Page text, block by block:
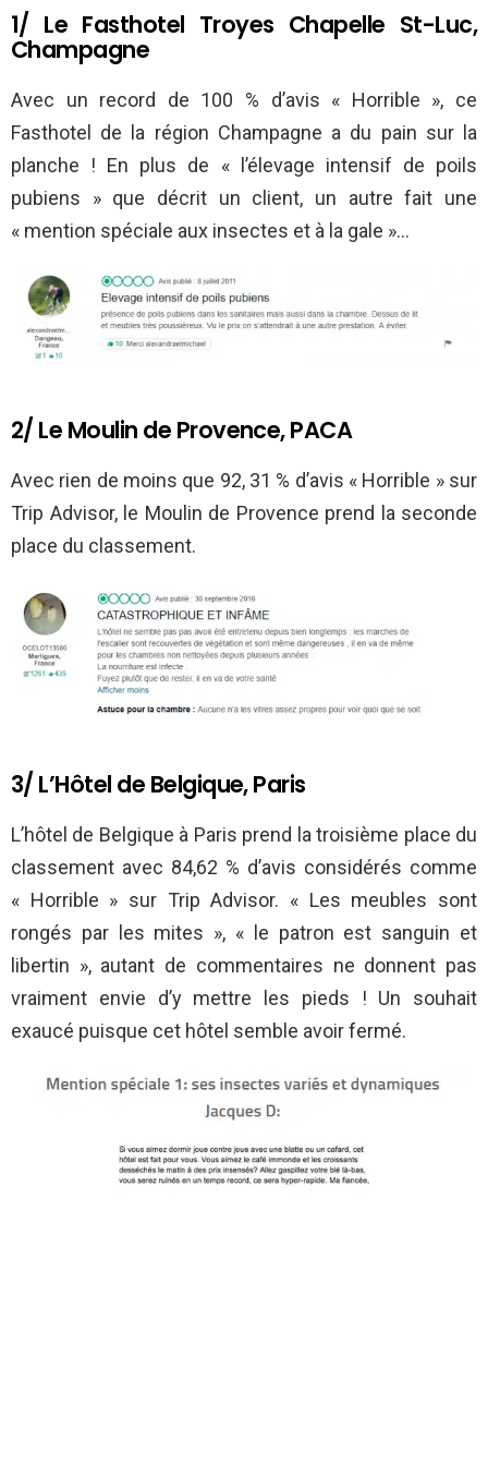
1/ Le Fasthotel Troyes Chapelle St-Luc,
Champagne
Avec un record de 100 % d’avis « Horrible », ce
Fasthotel de la région Champagne a du pain sur la
planche ! En plus de « l’élevage intensif de poils
pubiens » que décrit un client, un autre fait une
« mention spéciale aux insectes et à la gale »…
2/ Le Moulin de Provence, PACA
Avec rien de moins que 92, 31 % d’avis « Horrible » sur
Trip Advisor, le Moulin de Provence prend la seconde
place du classement.
3/ L’Hôtel de Belgique, Paris
L’hôtel de Belgique à Paris prend la troisième place du
classement avec 84,62 % d’avis considérés comme
« Horrible » sur Trip Advisor. « Les meubles sont
rongés par les mites », « le patron est sanguin et
libertin », autant de commentaires ne donnent pas
vraiment envie d’y mettre les pieds ! Un souhait
exaucé puisque cet hôtel semble avoir fermé.